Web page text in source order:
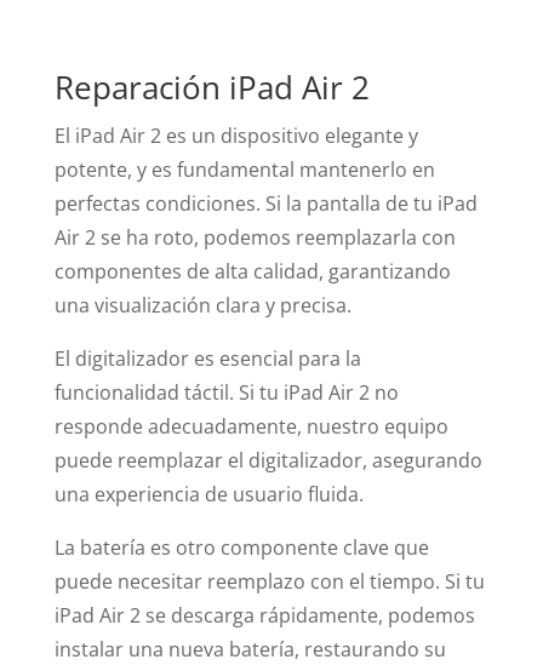
Reparación iPad Air 2
El iPad Air 2 es un dispositivo elegante y
potente, y es fundamental mantenerlo en
perfectas condiciones. Si la pantalla de tu iPad
Air 2 se ha roto, podemos reemplazarla con
componentes de alta calidad, garantizando
una visualización clara y precisa.
El digitalizador es esencial para la
funcionalidad táctil. Si tu iPad Air 2 no
responde adecuadamente, nuestro equipo
puede reemplazar el digitalizador, asegurando
una experiencia de usuario fluida.
La batería es otro componente clave que
puede necesitar reemplazo con el tiempo. Si tu
iPad Air 2 se descarga rápidamente, podemos
instalar una nueva batería, restaurando su